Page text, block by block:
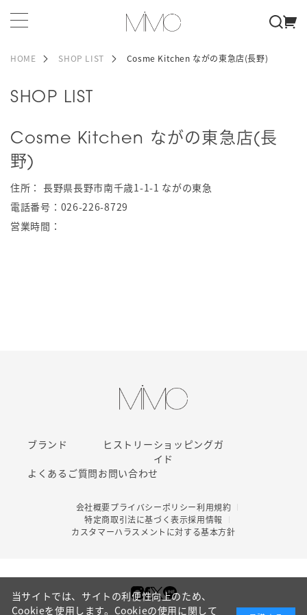
HOME SHOP LIST Cosme Kitchen ながの東急店(長野)
SHOP LIST
Cosme Kitchen ながの東急店(長
野)
住所： 長野県長野市南千歳1-1-1 ながの東急
電話番号： 026-226-8729
営業時間：
ブランド ヒストリーショッピングガ
イド
よくあるご質問お問い合わせ
会社概要プライバシーポリシー利用規約
特定商取引法に基づく表示採用情報
カスタマーハラスメントに対する基本方針
当サイトでは、サイトの利便性向上のため、
Cookieを使用します。Cookieの使用に関して